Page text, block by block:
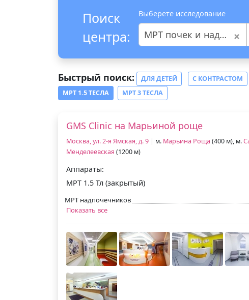
Поиск
центра:
Выберете исследование
×
МРТ почек и надпочечников
Быстрый поиск: ДЛЯ ДЕТЕЙ С КОНТРАСТОМ
МРТ 1.5 ТЕСЛА
МРТ 3 ТЕСЛА
GMS Clinic на Марьиной роще
Москва, ул. 2-я Ямская, д. 9 | м. Марьина Роща (400 м), м.
Менделеевская (1200 м)
Аппараты:
МРТ 1.5 Тл (закрытый)
МРТ надпочечников
Показать все